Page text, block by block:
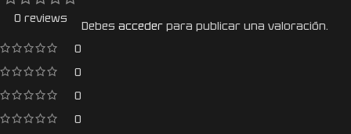
0 reviews
0
0
0
0
Debes acceder para publicar una valoración.